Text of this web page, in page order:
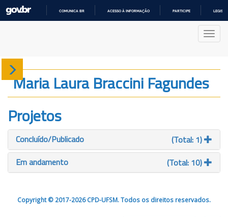
COMUNICA BR ACESSO À INFORMAÇÃO PARTICIPE
Sobre
Produção
Projetos
Gráficos
Maria Laura Braccini Fagundes
Projetos
Concluído/Publicado
(Total: 1)
Em andamento
(Total: 10)
Copyright © 2017-2026 CPD-UFSM. Todos os direitos reservados.